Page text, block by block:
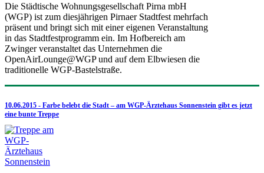
Die Städtische Wohnungsgesellschaft Pirna mbH
(WGP) ist zum diesjährigen Pirnaer Stadtfest mehrfach
präsent und bringt sich mit einer eigenen Veranstaltung
in das Stadtfestprogramm ein. Im Hofbereich am
Zwinger veranstaltet das Unternehmen die
OpenAirLounge@WGP und auf dem Elbwiesen die
traditionelle WGP-Bastelstraße.
10.06.2015 - Farbe belebt die Stadt – am WGP-Ärztehaus Sonnenstein gibt es jetzt
eine bunte Treppe